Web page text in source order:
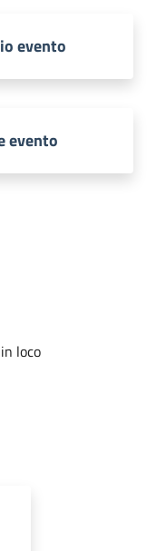
evento
evento
loco